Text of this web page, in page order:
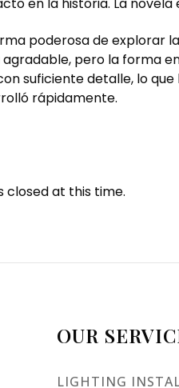
poderosa de explorar
pero la forma
suficiente detalle, lo
rápidamente.
closed at this time.
OUR
LIGHTING